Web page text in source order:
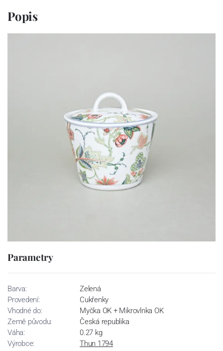
Popis
Parametry
Barva:
Zelená
Provedení:
Cukřenky
Vhodné do:
Myčka OK + Mikrovlnka OK
Země původu:
Česká republika
Váha:
0.27 kg
Výrobce:
Thun 1794